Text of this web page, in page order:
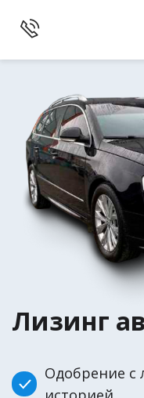
Лизинг
Одобрение с